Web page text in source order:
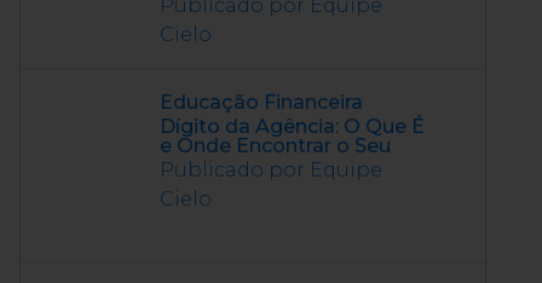
Publicado por Equipe
Cielo
Educação Financeira
Dígito da Agência: O Que É
e Onde Encontrar o Seu
Publicado por Equipe
Cielo